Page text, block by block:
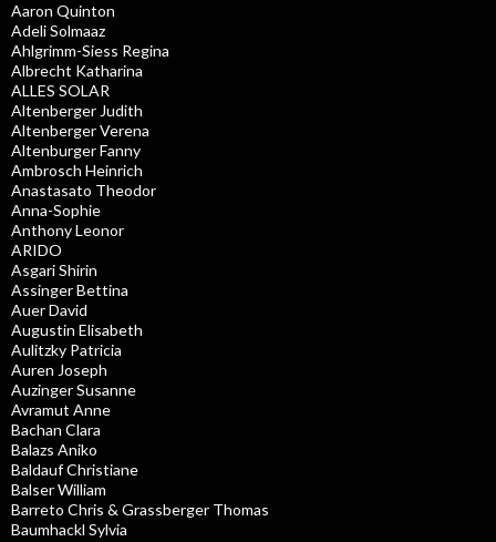
Aaron Quinton
Adeli Solmaaz
Ahlgrimm-Siess Regina
Albrecht Katharina
ALLES SOLAR
Altenberger Judith
Altenberger Verena
Altenburger Fanny
Ambrosch Heinrich
Anastasato Theodor
Anna-Sophie
Anthony Leonor
ARIDO
Asgari Shirin
Assinger Bettina
Auer David
Augustin Elisabeth
Aulitzky Patricia
Auren Joseph
Auzinger Susanne
Avramut Anne
Bachan Clara
Balazs Aniko
Baldauf Christiane
Balser William
Barreto Chris & Grassberger Thomas
Baumhackl Sylvia